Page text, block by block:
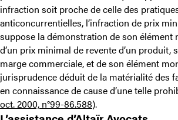
infraction soit proche de celle des
anticoncurrentielles, l’infraction de prix
suppose la démonstration de son élément
d’un prix minimal de revente d’un produit,
marge commerciale, et de son élément
jurisprudence déduit de la matérialité des
en connaissance de cause d’une telle
oct. 2000, n°99-86.588).